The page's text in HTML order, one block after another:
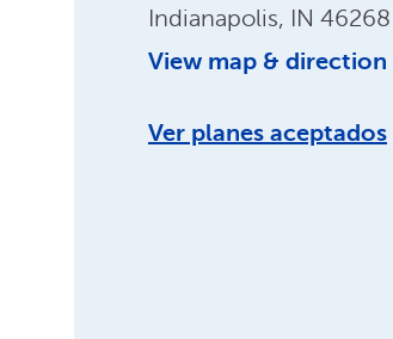
Indianapolis, IN 46268
View map & direction
Ver planes aceptados